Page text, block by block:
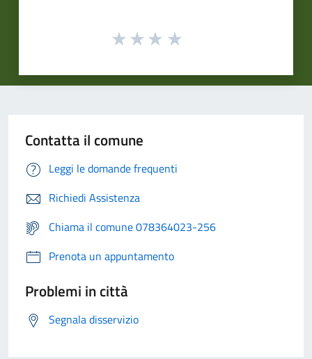
Contatta il comune
Leggi le domande frequenti
Richiedi Assistenza
Chiama il comune 078364023-256
Prenota un appuntamento
Problemi in città
Segnala disservizio